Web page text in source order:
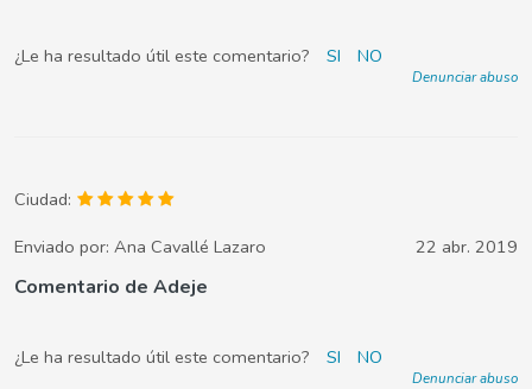
¿Le ha resultado útil este comentario? SI NO
Denunciar abuso
Ciudad:
Enviado por: Ana Cavallé Lazaro 22 abr. 2019
Comentario de Adeje
¿Le ha resultado útil este comentario? SI NO
Denunciar abuso